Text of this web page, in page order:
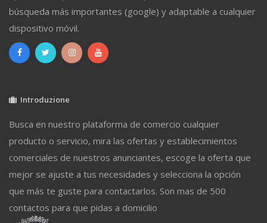
búsqueda más importantes (google) y adaptable a cualquier
dispositivo móvil.
Introduzione
Busca en nuestro plataforma de comercio cualquier
producto o servicio, mira las ofertas y establecimientos
comerciales de nuestros anunciantes, escoge la oferta que
mejor se ajuste a tus necesidades y selecciona la opción
que más te guste para contactarlos. Son mas de 500
contactos para que pidas a domicilio